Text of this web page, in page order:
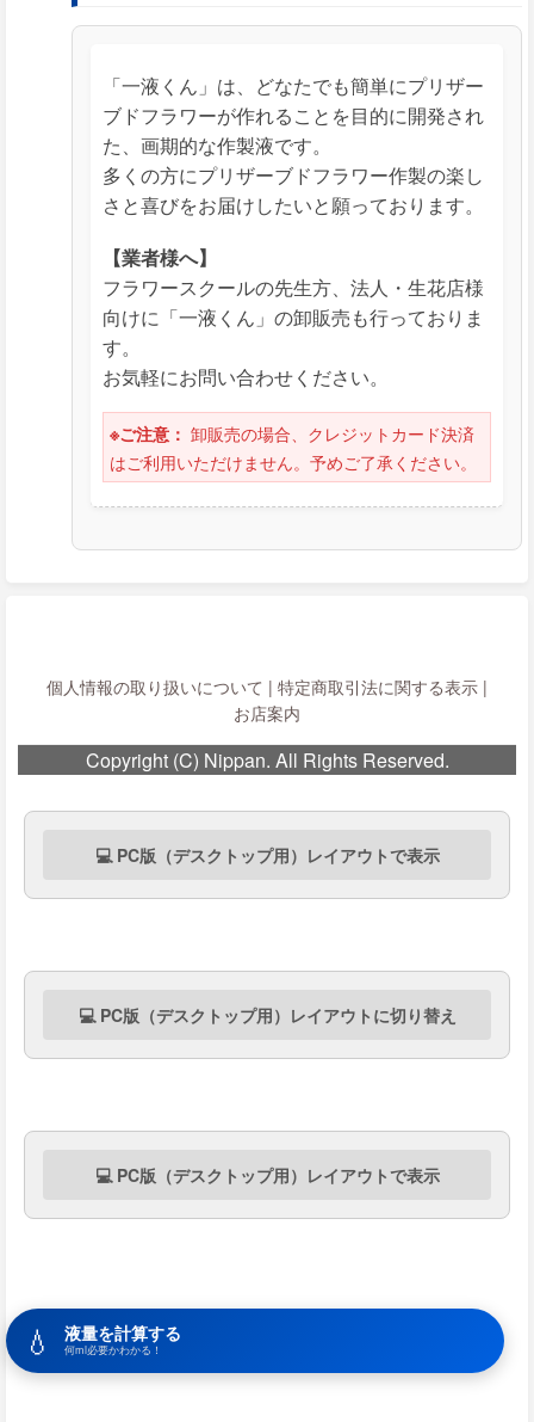
「一液くん」は、どなたでも簡単にプリザー
ブドフラワーが作れることを目的に開発され
た、画期的な作製液です。
多くの方にプリザーブドフラワー作製の楽し
さと喜びをお届けしたいと願っております。
【業者様へ】
フラワースクールの先生方、法人・生花店様
向けに「一液くん」の卸販売も行っておりま
す。
お気軽にお問い合わせください。
※ご注意： 卸販売の場合、クレジットカード決済
はご利用いただけません。予めご了承ください。
個人情報の取り扱いについて | 特定商取引法に関する表示 |
お店案内
Copyright (C) Nippan. All Rights Reserved.
💻 PC版（デスクトップ用）レイアウトで表示
💻 PC版（デスクトップ用）レイアウトに切り替え
💻 PC版（デスクトップ用）レイアウトで表示
💧 液量を計算する
何ml必要かわかる！